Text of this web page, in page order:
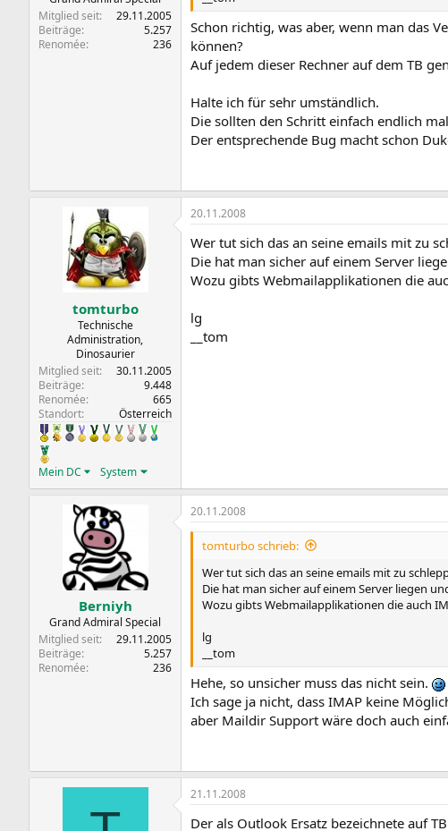
Mitglied seit
29.11.2005
Beiträge
5.257
Renomée
236
Schon richtig, was aber, wenn man das
können?
Auf jedem dieser Rechner auf dem TB
Halte ich für sehr umständlich.
Die sollten den Schritt einfach endlich
Der entsprechende Bug macht schon
tomturbo
Technische
Administration,
Dinosaurier
Mitglied seit
30.11.2005
Beiträge
9.448
Renomée
665
Standort
Österreich
Mein DC System
20.11.2008
Wer tut sich das an seine emails mit zu
Die hat man sicher auf einem Server
Wozu gibts Webmailapplikationen die
lg
__tom
Berniyh
Grand Admiral Special
Mitglied seit
29.11.2005
Beiträge
5.257
Renomée
236
20.11.2008
tomturbo schrieb:
Wer tut sich das an seine emails mit zu
Die hat man sicher auf einem Server liegen
Wozu gibts Webmailapplikationen die auch
lg
__tom
Hehe, so unsicher muss das nicht sein.
Ich sage ja nicht, dass IMAP keine
aber Maildir Support wäre doch auch
21.11.2008
Der als Outlook Ersatz bezeichnete auf